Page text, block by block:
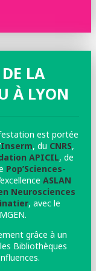
LA
À LYON
est portée
Inserm, du CNRS,
APICIL, de
Pop’Sciences-
ASLAN
Neurosciences
, avec le
grâce à un
Bibliothèques